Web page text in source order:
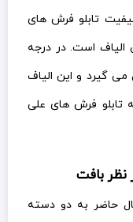
تابلو فرش های
الیاف است. در درجه
می گیرد و این الیاف
تابلو فرش های علی
نظر بافت
حاضر به دو دسته